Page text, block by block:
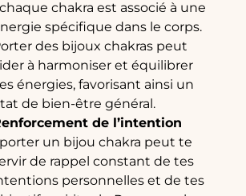
chaque chakra est associé à une
spécifique dans le corps.
des bijoux chakras peut
à harmoniser et équilibrer
énergies, favorisant ainsi un
de bien-être général.
de l’intention
porter un bijou chakra peut te
de rappel constant de tes
personnelles et de tes